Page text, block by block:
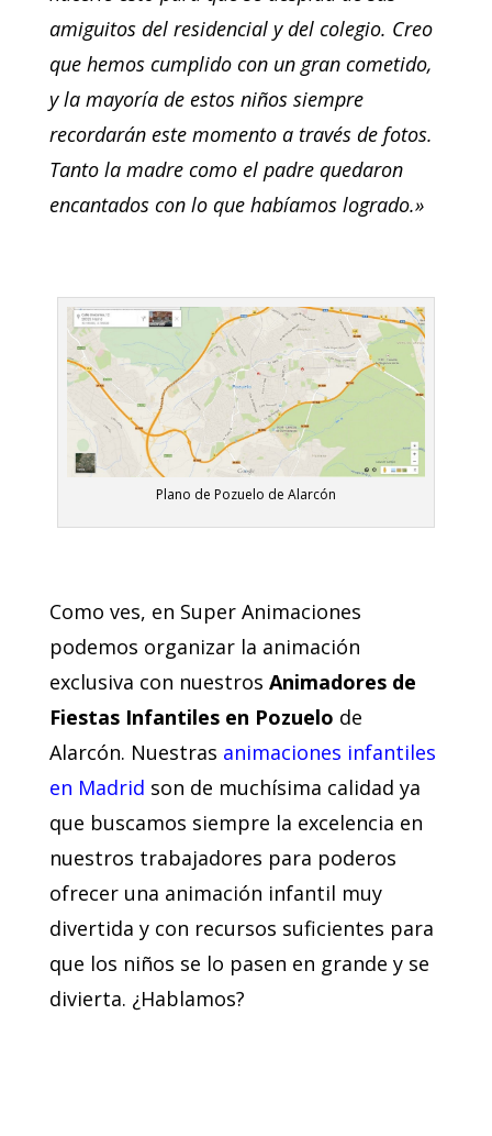
amiguitos del residencial y del colegio. Creo
que hemos cumplido con un gran cometido,
y la mayoría de estos niños siempre
recordarán este momento a través de fotos.
Tanto la madre como el padre quedaron
encantados con lo que habíamos logrado.»
Plano de Pozuelo de Alarcón
Como ves, en Super Animaciones
podemos organizar la animación
exclusiva con nuestros Animadores de
Fiestas Infantiles en Pozuelo de
Alarcón. Nuestras animaciones infantiles
en Madrid son de muchísima calidad ya
que buscamos siempre la excelencia en
nuestros trabajadores para poderos
ofrecer una animación infantil muy
divertida y con recursos suficientes para
que los niños se lo pasen en grande y se
divierta. ¿Hablamos?